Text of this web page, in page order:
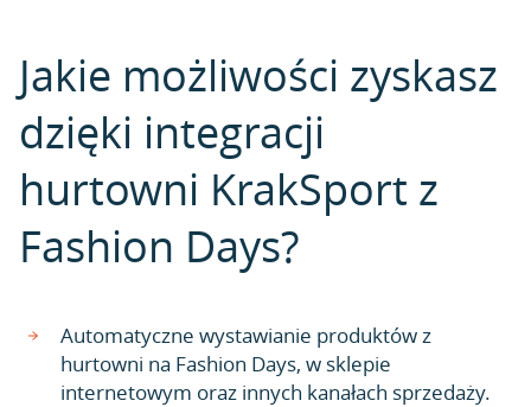
Jakie możliwości zyskasz
dzięki integracji
hurtowni KrakSport z
Fashion Days?
Automatyczne wystawianie produktów z
hurtowni na Fashion Days, w sklepie
internetowym oraz innych kanałach sprzedaży.